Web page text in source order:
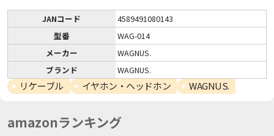
JANコード
4589491080143
型番
WAG-014
メーカー
WAGNUS.
ブランド
WAGNUS.
リケーブル イヤホン・ヘッドホン WAGNUS.
amazonランキング